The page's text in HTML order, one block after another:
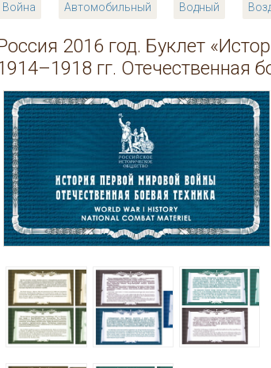
Война Автомобильный Водный
2016 год. Буклет
гг. Отечественная